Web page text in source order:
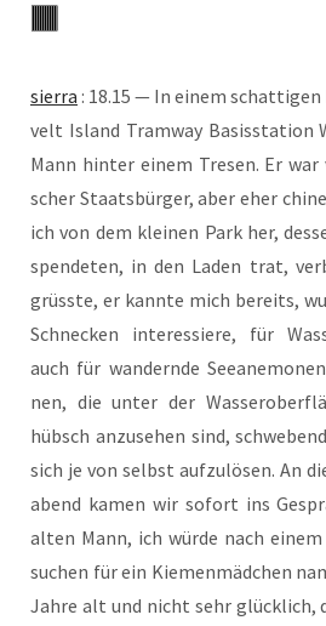
sier­ra : 18.15 — In einem
velt Island Tram­way Basis­sta­ti­on
Mann hin­ter einem Tre­sen. Er
scher Staats­bür­ger, aber eher
ich von dem klei­nen Park her,
spen­de­ten, in den Laden trat,
grüss­te, er kann­te mich bereits,
Schne­cken inter­es­sie­re, für
auch für wan­dern­de
nen, die unter der
hübsch anzu­se­hen sind,
sich je von selbst auf­zu­lö­sen. An
abend kamen wir sofort ins
alten Mann, ich wür­de nach
suchen für ein Kie­men­mäd­chen
Jah­re alt und nicht sehr glück­lich,